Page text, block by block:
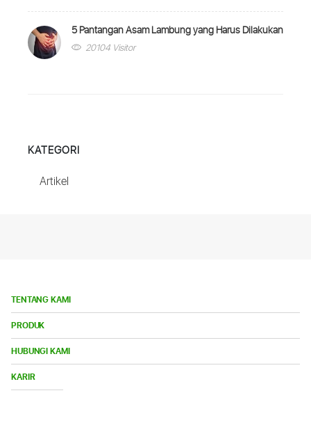
5 Pantangan Asam Lambung yang Harus Dilakukan
20104 Visitor
KATEGORI
Artikel
TENTANG KAMI
PRODUK
HUBUNGI KAMI
KARIR